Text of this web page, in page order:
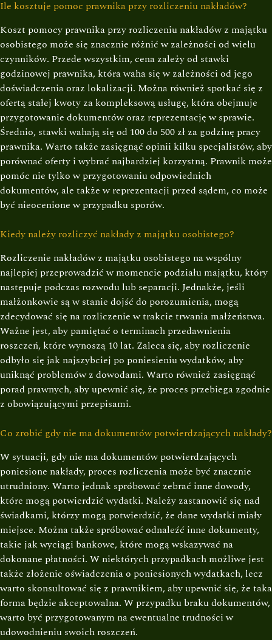
Ile kosztuje pomoc prawnika przy rozliczeniu nakładów?
Koszt pomocy prawnika przy rozliczeniu nakładów z majątku
osobistego może się znacznie różnić w zależności od wielu
czynników. Przede wszystkim, cena zależy od stawki
godzinowej prawnika, która waha się w zależności od jego
doświadczenia oraz lokalizacji. Można również spotkać się z
ofertą stałej kwoty za kompleksową usługę, która obejmuje
przygotowanie dokumentów oraz reprezentację w sprawie.
Średnio, stawki wahają się od 100 do 500 zł za godzinę pracy
prawnika. Warto także zasięgnąć opinii kilku specjalistów, aby
porównać oferty i wybrać najbardziej korzystną. Prawnik może
pomóc nie tylko w przygotowaniu odpowiednich
dokumentów, ale także w reprezentacji przed sądem, co może
być nieocenione w przypadku sporów.
Kiedy należy rozliczyć nakłady z majątku osobistego?
Rozliczenie nakładów z majątku osobistego na wspólny
najlepiej przeprowadzić w momencie podziału majątku, który
następuje podczas rozwodu lub separacji. Jednakże, jeśli
małżonkowie są w stanie dojść do porozumienia, mogą
zdecydować się na rozliczenie w trakcie trwania małżeństwa.
Ważne jest, aby pamiętać o terminach przedawnienia
roszczeń, które wynoszą 10 lat. Zaleca się, aby rozliczenie
odbyło się jak najszybciej po poniesieniu wydatków, aby
uniknąć problemów z dowodami. Warto również zasięgnąć
porad prawnych, aby upewnić się, że proces przebiega zgodnie
z obowiązującymi przepisami.
Co zrobić gdy nie ma dokumentów potwierdzających nakłady?
W sytuacji, gdy nie ma dokumentów potwierdzających
poniesione nakłady, proces rozliczenia może być znacznie
utrudniony. Warto jednak spróbować zebrać inne dowody,
które mogą potwierdzić wydatki. Należy zastanowić się nad
świadkami, którzy mogą potwierdzić, że dane wydatki miały
miejsce. Można także spróbować odnaleźć inne dokumenty,
takie jak wyciągi bankowe, które mogą wskazywać na
dokonane płatności. W niektórych przypadkach możliwe jest
także złożenie oświadczenia o poniesionych wydatkach, lecz
warto skonsultować się z prawnikiem, aby upewnić się, że taka
forma będzie akceptowalna. W przypadku braku dokumentów,
warto być przygotowanym na ewentualne trudności w
udowodnieniu swoich roszczeń.